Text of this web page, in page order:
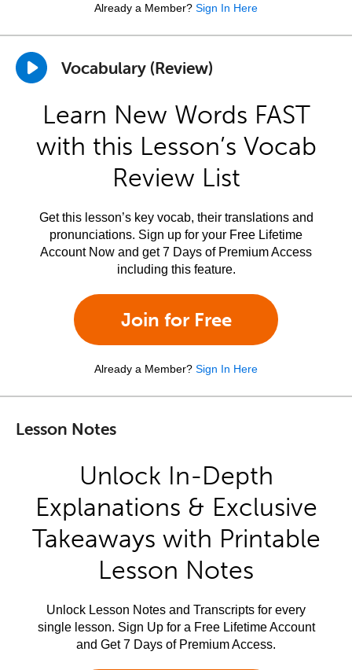
Already a Member? Sign In Here
Vocabulary (Review)
Learn New Words FAST
with this Lesson’s Vocab
Review List
Get this lesson’s key vocab, their translations and
pronunciations. Sign up for your Free Lifetime
Account Now and get 7 Days of Premium Access
including this feature.
Join for Free
Already a Member? Sign In Here
Lesson Notes
Unlock In-Depth
Explanations & Exclusive
Takeaways with Printable
Lesson Notes
Unlock Lesson Notes and Transcripts for every
single lesson. Sign Up for a Free Lifetime Account
and Get 7 Days of Premium Access.